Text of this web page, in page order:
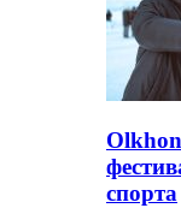
спорта